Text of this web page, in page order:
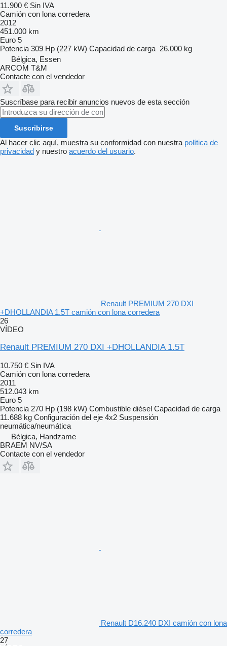
11.900 € Sin IVA
Camión con lona corredera
2012
451.000 km
Euro 5
Potencia 309 Hp (227 kW) Capacidad de carga 26.000 kg
Bélgica, Essen
ARCOM T&M
Contacte con el vendedor
Suscríbase para recibir anuncios nuevos de esta sección
Suscribirse
Al hacer clic aquí, muestra su conformidad con nuestra política de
privacidad y nuestro acuerdo del usuario.
Renault PREMIUM 270 DXI
+DHOLLANDIA 1.5T camión con lona corredera
26
VÍDEO
Renault PREMIUM 270 DXI +DHOLLANDIA 1.5T
10.750 € Sin IVA
Camión con lona corredera
2011
512.043 km
Euro 5
Potencia 270 Hp (198 kW) Combustible diésel Capacidad de carga
11.688 kg Configuración del eje 4x2 Suspensión
neumática/neumática
Bélgica, Handzame
BRAEM NV/SA
Contacte con el vendedor
Renault D16.240 DXI camión con lona
corredera
27